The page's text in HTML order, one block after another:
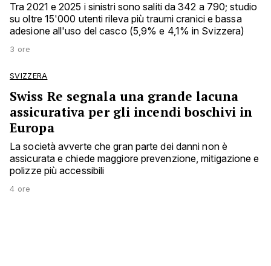
Tra 2021 e 2025 i sinistri sono saliti da 342 a 790; studio
su oltre 15'000 utenti rileva più traumi cranici e bassa
adesione all'uso del casco (5,9% e 4,1% in Svizzera)
3 ore
SVIZZERA
Swiss Re segnala una grande lacuna
assicurativa per gli incendi boschivi in
Europa
La società avverte che gran parte dei danni non è
assicurata e chiede maggiore prevenzione, mitigazione e
polizze più accessibili
4 ore